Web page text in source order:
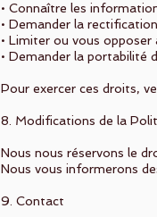
• Connaître les
• Demander la
• Limiter ou vous
• Demander la portabilité
Pour exercer ces droits,
8. Modifications de la
Nous nous réservons le
Nous vous informerons
9. Contact